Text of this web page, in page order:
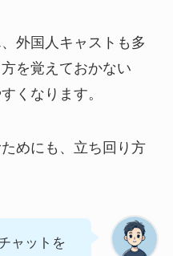
外国人キャストも多
を覚えておかない
くなります。
めにも、立ち回り方
ャットを